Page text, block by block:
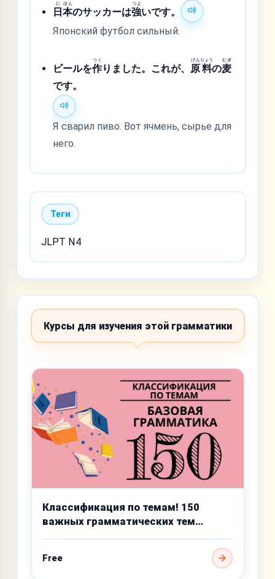
日
に
本
ほん
のサッカーは強
つよ
いです。
Японский футбол сильный.
ビールを作
つく
りました。これが、 原
げん
料
りょう
の麦
むぎ
です。
Я сварил пиво. Вот ячмень, сырье для
него.
Теги
JLPT N4
Курсы для изучения этой грамматики
Классификация по темам! 150
важных грамматических тем
Free